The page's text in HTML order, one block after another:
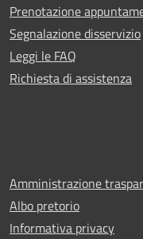
Prenotazione
Segnalazione disservizio
Leggi le FAQ
Richiesta di assistenza
Amministrazione
Albo pretorio
Informativa privacy